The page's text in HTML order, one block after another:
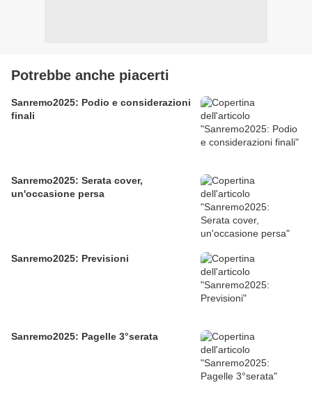
Potrebbe anche piacerti
Sanremo2025: Podio e considerazioni
finali
Sanremo2025: Serata cover,
un'occasione persa
Sanremo2025: Previsioni
Sanremo2025: Pagelle 3°serata